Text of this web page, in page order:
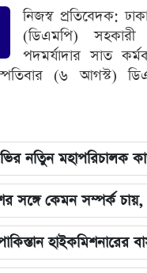
নিজস্ব প্রতিবেদক:
(ডিএমপি)
পদমর্যাদার সাত
(৬ আগস্ট)
নতিুন মহাপরিচালক
সঙ্গে কেমন সম্পর্ক চায়,
হাইকমিশনারের